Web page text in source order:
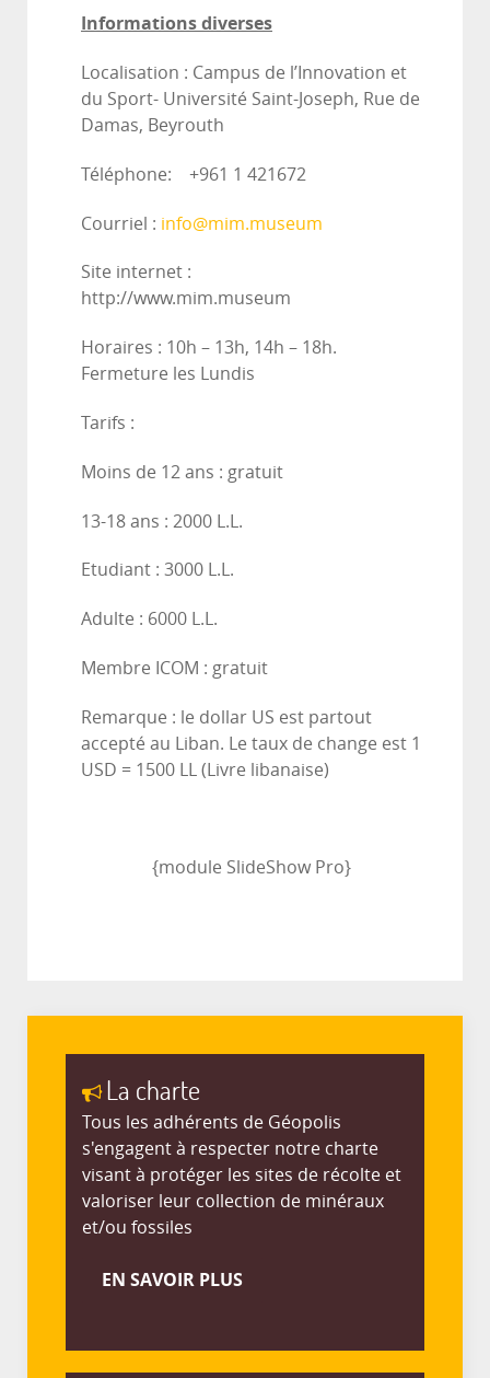
Informations diverses
Localisation : Campus de l’Innovation et
du Sport- Université Saint-Joseph, Rue de
Damas, Beyrouth
Téléphone: +961 1 421672
Courriel : info@mim.museum
Site internet :
http://
Horaires : 10h – 13h, 14h – 18h.
Fermeture les Lundis
Tarifs :
Moins de 12 ans : gratuit
13-18 ans : 2000 L.L.
Etudiant : 3000 L.L.
Adulte : 6000 L.L.
Membre ICOM : gratuit
Remarque : le dollar US est partout
accepté au Liban. Le taux de change est 1
USD = 1500 LL (Livre libanaise)
{module SlideShow Pro}
La charte
Tous les adhérents de Géopolis
s'engagent à respecter notre charte
visant à protéger les sites de récolte et
valoriser leur collection de minéraux
et/ou fossiles
EN SAVOIR PLUS